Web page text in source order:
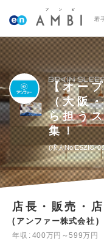
若
【オー
（大阪
ら担う
集！
求人No.ESZIO-
店長・販売・
アンファー株式会社
年収
400万円～599万円